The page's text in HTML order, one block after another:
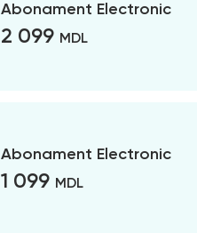
Abonament Electronic
2 099 MDL
Abonament Electronic
1 099 MDL